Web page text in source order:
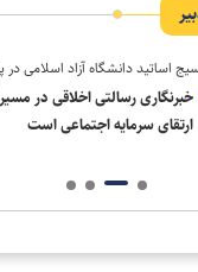
اساتید دانشگاه آزاد اسلامی در
خبرنگاری رسالتی اخلاقی در
ارتقای سرمایه اجتماعی است